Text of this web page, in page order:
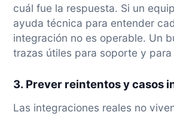
cuál fue la respuesta. Si un
ayuda técnica para entender
integración no es operable. Un
trazas útiles para soporte y
3. Prever reintentos y casos
Las integraciones reales no